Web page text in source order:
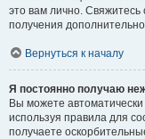
это вам лично.
получения
Вернуться к началу
Я постоянно получаю
Вы можете
используя правила для
получаете